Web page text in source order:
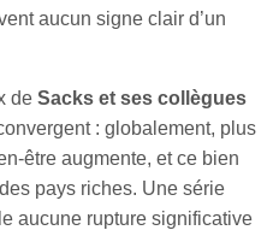
aucun signe clair d’un
de Sacks et ses collègues
: globalement, plus
augmente, et ce bien
pays riches. Une série
aucune rupture significative